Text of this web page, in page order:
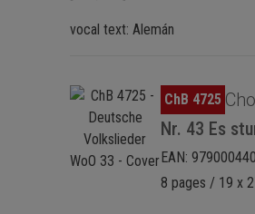
vocal text: Alemán
Omitir galería de imágenes
ChB 4725
Nr. 43 Es
EAN:
8 pages / 19 x